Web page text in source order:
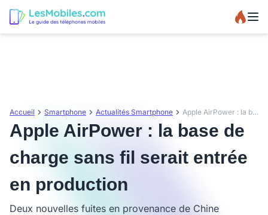
Accueil Smartphone Actualités Smartphone Apple AirPower : la base de charge sans fil serait entrée en production
Apple AirPower : la base de
charge sans fil serait entrée
en production
Deux nouvelles fuites en provenance de Chine